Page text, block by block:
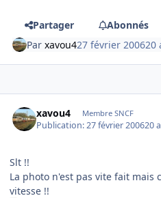
Partager
Abonnés
Parxavou427 février 200620
xavou4 Membre SNCF
Publication:27 février 200620
Slt !!
La photo n'est pas vite fait mais
vitesse !!